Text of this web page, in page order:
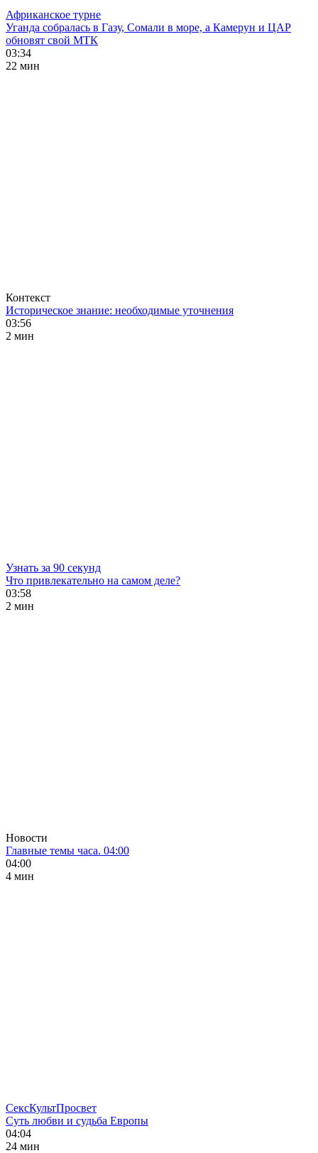
Африканское турне
Уганда собралась в Газу, Сомали в море, а Камерун и ЦАР
обновят свой МТК
03:34
22 мин
Контекст
Историческое знание: необходимые уточнения
03:56
2 мин
Узнать за 90 секунд
Что привлекательно на самом деле?
03:58
2 мин
Новости
Главные темы часа. 04:00
04:00
4 мин
СексКультПросвет
Суть любви и судьба Европы
04:04
24 мин